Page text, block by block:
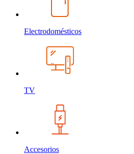
Electrodomésticos
TV
Accesorios